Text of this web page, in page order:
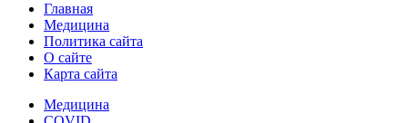
Главная
Медицина
Политика сайта
О сайте
Карта сайта
Медицина